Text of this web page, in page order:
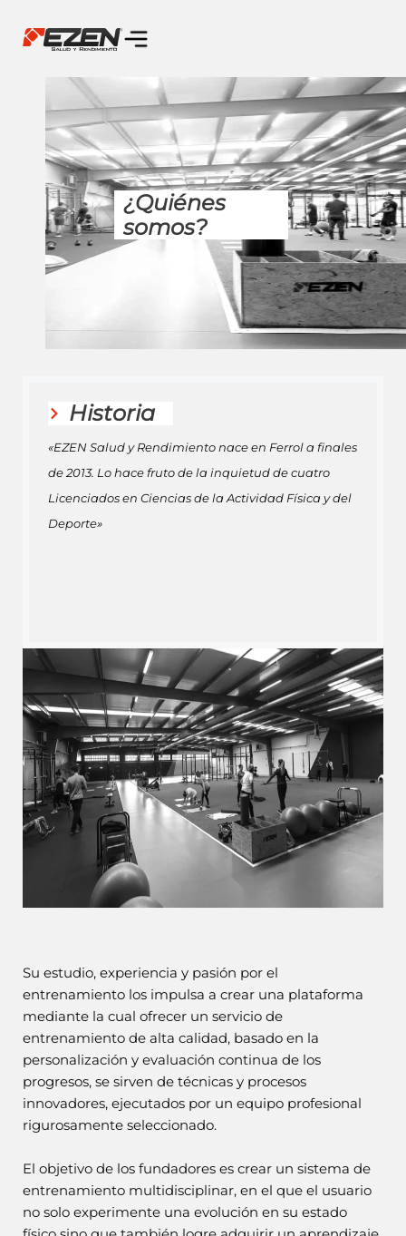
¿Quiénes
somos?
Historia
«EZEN Salud y Rendimiento nace en Ferrol a finales
de 2013. Lo hace fruto de la inquietud de cuatro
Licenciados en Ciencias de la Actividad Física y del
Deporte»
Su estudio, experiencia y pasión por el
entrenamiento los impulsa a crear una plataforma
mediante la cual ofrecer un servicio de
entrenamiento de alta calidad, basado en la
personalización y evaluación continua de los
progresos, se sirven de técnicas y procesos
innovadores, ejecutados por un equipo profesional
rigurosamente seleccionado.
El objetivo de los fundadores es crear un sistema de
entrenamiento multidisciplinar, en el que el usuario
no solo experimente una evolución en su estado